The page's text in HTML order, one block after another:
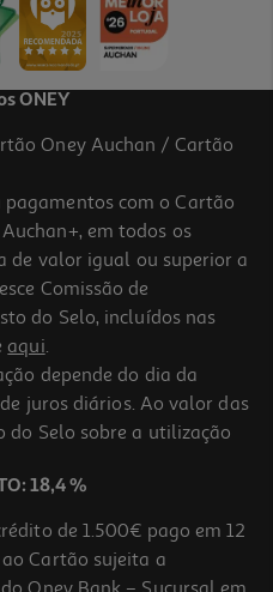
A 12.º Ano
ONEY
Oney Auchan / Cartão
com o Cartão
em todos os
de valor igual ou superior a
Comissão de
do Selo, incluídos nas
aqui.
depende do dia da
juros diários. Ao valor das
do Selo sobre a utilização
18,4 %
de 1.500€ pago em 12
ao Cartão sujeita a